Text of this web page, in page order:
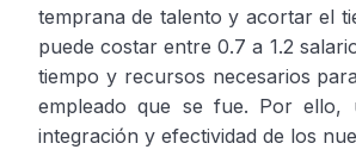
temprana de talento y acortar el
puede costar entre 0.7 a 1.2
tiempo y recursos necesarios
empleado que se fue. Por ello,
integración y efectividad de los